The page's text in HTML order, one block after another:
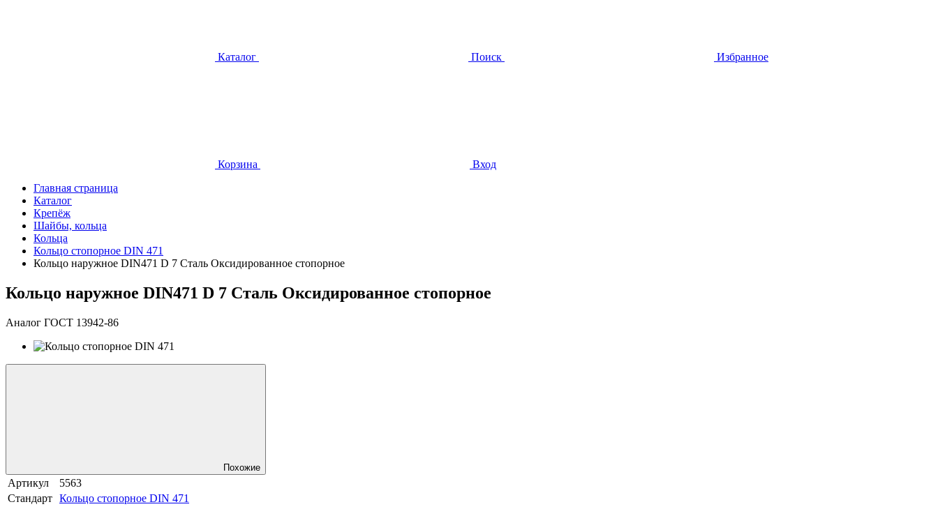
Каталог Поиск Избранное
Корзина
Вход
Главная страница
Каталог
Крепёж
Шайбы, кольца
Кольца
Кольцо стопорное DIN 471
Кольцо наружное DIN471 D 7 Сталь Оксидированное стопорное
Кольцо наружное DIN471 D 7 Сталь Оксидированное стопорное
Аналог ГОСТ 13942-86
Похожие
Артикул
5563
Стандарт Кольцо стопорное DIN 471